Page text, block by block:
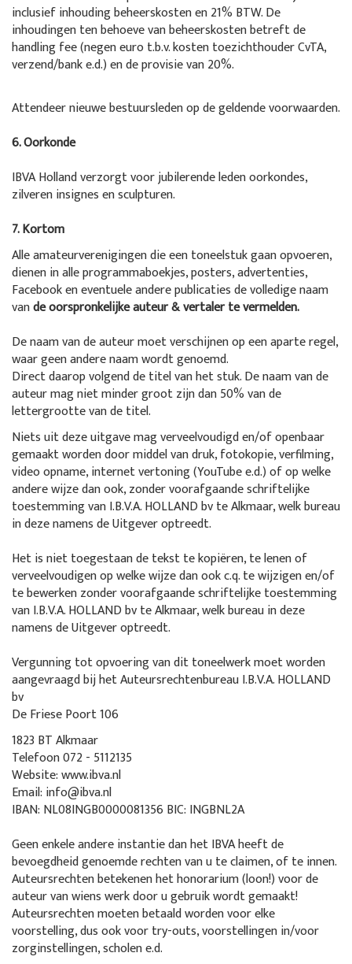
inclusief inhouding beheerskosten en 21% BTW. De
inhoudingen ten behoeve van beheerskosten betreft de
handling fee (negen euro t.b.v. kosten toezichthouder CvTA,
verzend/bank e.d.) en de provisie van 20%.
Attendeer nieuwe bestuursleden op de geldende voorwaarden.
6. Oorkonde
IBVA Holland verzorgt voor jubilerende leden oorkondes,
zilveren insignes en sculpturen.
7. Kortom
Alle amateurverenigingen die een toneelstuk gaan opvoeren,
dienen in alle programmaboekjes, posters, advertenties,
Facebook en eventuele andere publicaties de volledige naam
vande oorspronkelijke auteur & vertaler te vermelden.
De naam van de auteur moet verschijnen op een aparte regel,
waar geen andere naam wordt genoemd.
Direct daarop volgend de titel van het stuk. De naam van de
auteur mag niet minder groot zijn dan 50% van de
lettergrootte van de titel.
Niets uit deze uitgave mag verveelvoudigd en/of openbaar
gemaakt worden door middel van druk, fotokopie, verfilming,
video opname, internet vertoning (YouTube e.d.) of op welke
andere wijze dan ook, zonder voorafgaande schriftelijke
toestemming van I.B.V.A. HOLLAND bv te Alkmaar, welk bureau
in deze namens de Uitgever optreedt.
Het is niet toegestaan de tekst te kopiëren, te lenen of
verveelvoudigen op welke wijze dan ook c.q. te wijzigen en/of
te bewerken zonder voorafgaande schriftelijke toestemming
van I.B.V.A. HOLLAND bv te Alkmaar, welk bureau in deze
namens de Uitgever optreedt.
Vergunning tot opvoering van dit toneelwerk moet worden
aangevraagd bij het Auteursrechtenbureau I.B.V.A. HOLLAND
bv
De Friese Poort 106
1823 BT Alkmaar
Telefoon 072 - 5112135
Website: www.ibva.nl
Email: info@ibva.nl
IBAN: NL08INGB0000081356 BIC: INGBNL2A
Geen enkele andere instantie dan het IBVA heeft de
bevoegdheid genoemde rechten van u te claimen, of te innen.
Auteursrechten betekenen het honorarium (loon!) voor de
auteur van wiens werk door u gebruik wordt gemaakt!
Auteursrechten moeten betaald worden voor elke
voorstelling, dus ook voor try-outs, voorstellingen in/voor
zorginstellingen, scholen e.d.